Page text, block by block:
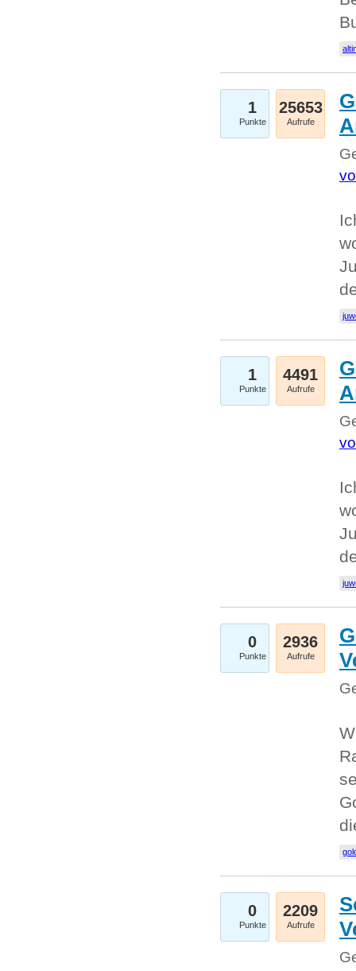
1
Punkte
25653
Aufrufe
1
Punkte
4491
Aufrufe
0
Punkte
2936
Aufrufe
0
Punkte
2209
Aufrufe